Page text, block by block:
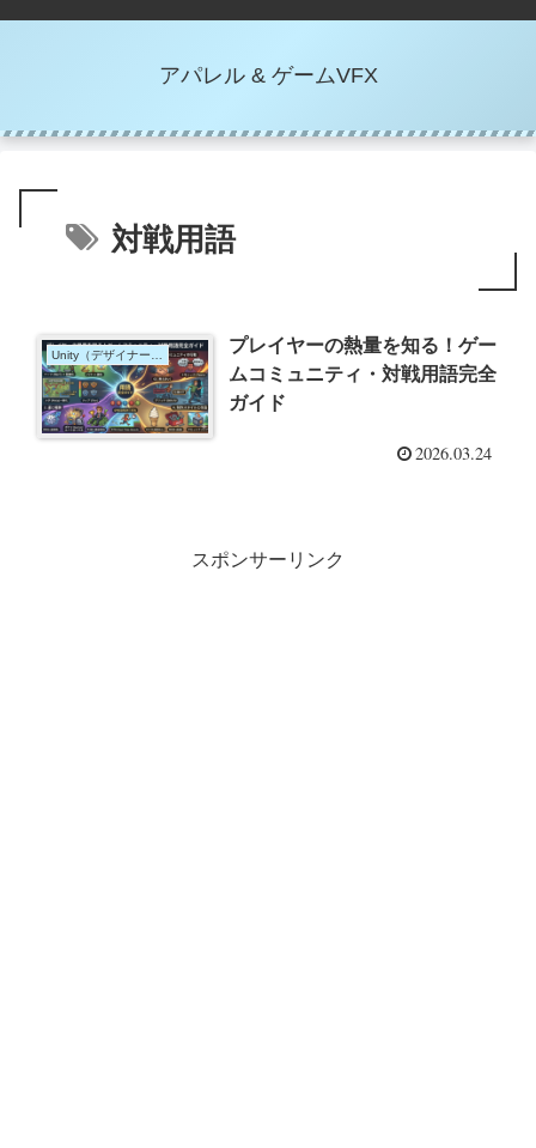
アパレル & ゲームVFX
対戦用語
プレイヤーの熱量を知る！ゲー
ムコミュニティ・対戦用語完全
ガイド
2026.03.24
スポンサーリンク